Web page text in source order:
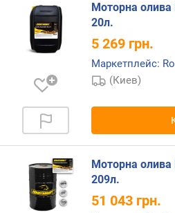
Моторна олива
20л.
5 269 грн.
Маркетплейс:
(Киев)
Моторна олива
209л.
51 043 грн.